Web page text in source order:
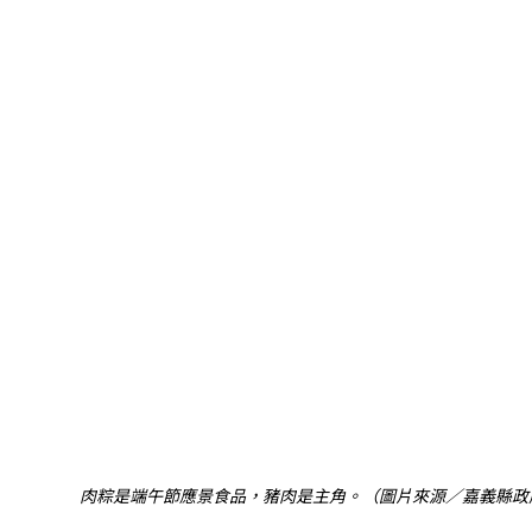
肉粽是端午節應景食品，豬肉是主角。（圖片來源／嘉義縣